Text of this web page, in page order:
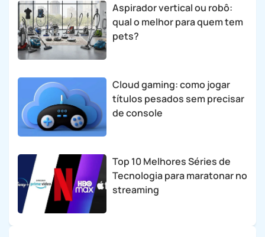
Aspirador vertical ou robô:
qual o melhor para quem tem
pets?
Cloud gaming: como jogar
títulos pesados sem precisar
de console
Top 10 Melhores Séries de
Tecnologia para maratonar no
streaming